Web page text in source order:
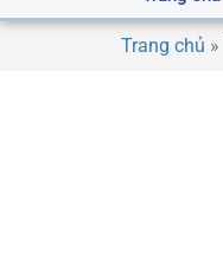
Trang chủ »